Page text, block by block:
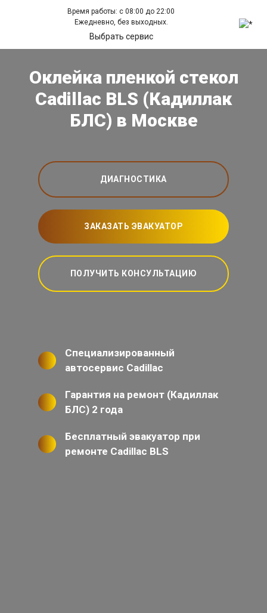
Время работы: с 08:00 до 22:00
Ежедневно, без выходных.
Выбрать сервис
Оклейка пленкой стекол
Cadillac BLS (Кадиллак
БЛС) в Москве
ДИАГНОСТИКА
ЗАКАЗАТЬ ЭВАКУАТОР
ПОЛУЧИТЬ КОНСУЛЬТАЦИЮ
Специализированный
автосервис Cadillac
Гарантия на ремонт (Кадиллак
БЛС) 2 года
Бесплатный эвакуатор при
ремонте Cadillac BLS